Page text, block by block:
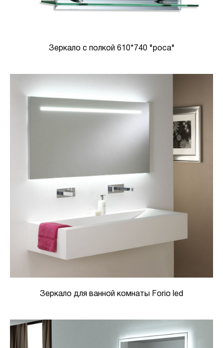
Зеркало с полкой 610*740 "роса"
Зеркало для ванной комнаты Forio led